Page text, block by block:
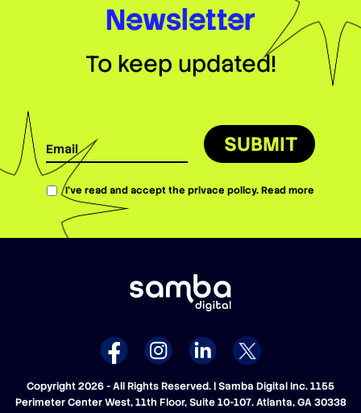
Newsletter
To keep updated!
SUBMIT
I’ve read and accept the privace policy.Read more
Copyright 2026 - All Rights Reserved. | Samba Digital Inc. 1155
Perimeter Center West, 11th Floor, Suite 10-107. Atlanta, GA 30338